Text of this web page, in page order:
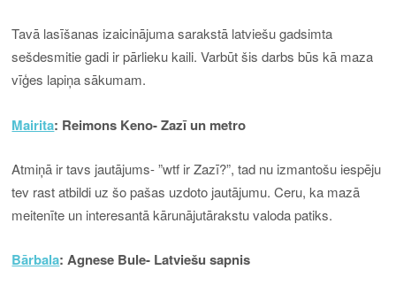
Tavā lasīšanas izaicinājuma sarakstā latviešu gadsimta
sešdesmitie gadi ir pārlieku kaili. Varbūt šis darbs būs kā maza
vīģes lapiņa sākumam.
Mairita: Reimons Keno- Zazī un metro
Atmiņā ir tavs jautājums- ”wtf ir Zazī?”, tad nu izmantošu iespēju
tev rast atbildi uz šo pašas uzdoto jautājumu. Ceru, ka mazā
meitenīte un interesantā kārunājutārakstu valoda patiks.
Bārbala: Agnese Bule- Latviešu sapnis